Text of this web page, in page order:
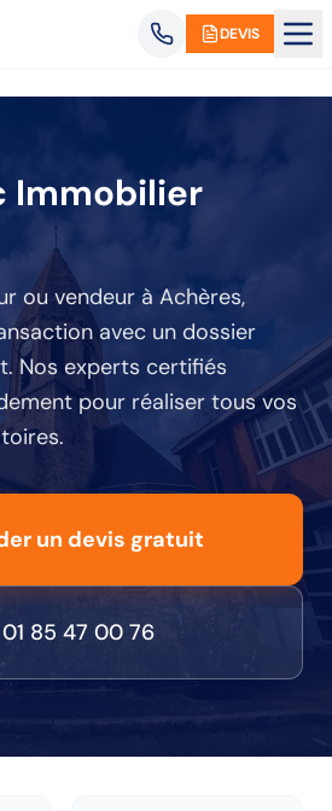
DEVIS
Immobilier
ou vendeur à Achères,
avec un dossier
Nos experts certifiés
pour réaliser tous vos
un devis gratuit
01 85 47 00 76